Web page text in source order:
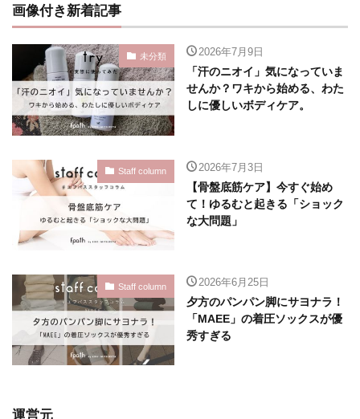
画像付き新着記事
未分類 2026年7月9日
「汗のニオイ」気になっていま
せんか？ワキから始める、わた
しに優しいボディケア。
Staff column 2026年7月3日
【骨盤底筋ケア】今すぐ始め
て！ゆるむと起きる「ショック
な大問題」
Staff column 2026年6月25日
夕方のパンパン脚にサヨナラ！
「MAEE」の着圧ソックスが優
秀すぎる
運営元